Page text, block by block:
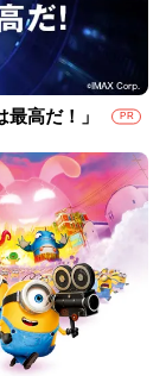
高だ！」 PR